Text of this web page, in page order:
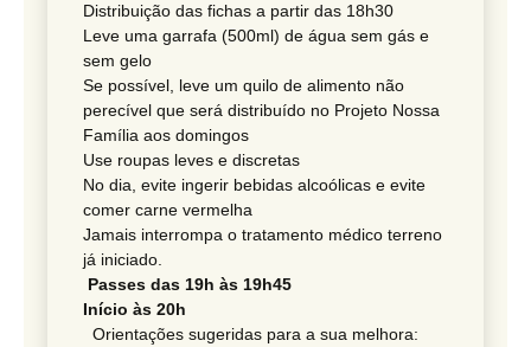
Distri­buição das fichas a partir das 18h30
Leve uma garrafa (500ml) de água sem gás e
sem gelo
Se possível, leve um quilo de alimento não
perecível que será distri­buído no Projeto Nossa
Família aos domingos
Use roupas leves e discretas
No dia, evite ingerir bebidas alcoó­licas e evite
comer carne vermelha
Jamais inter­rompa o trata­mento médico terreno
já iniciado.
Passes das 19h às 19h45
Início às 20h
Orien­ta­ções sugeridas para a sua melhora: